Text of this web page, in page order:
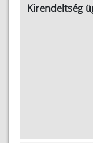
Kirendeltség